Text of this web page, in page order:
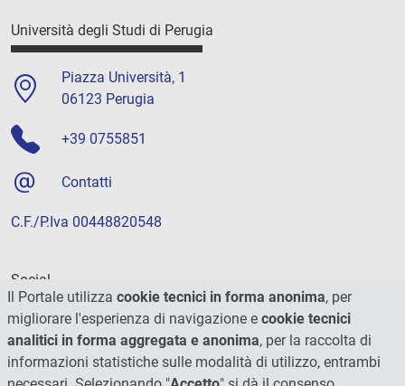
Università degli Studi di Perugia
Piazza Università, 1
06123 Perugia
+39 0755851
Contatti
C.F./P.Iva 00448820548
Social
Il Portale utilizza cookie tecnici in forma anonima, per
migliorare l'esperienza di navigazione e cookie tecnici
analitici in forma aggregata e anonima, per la raccolta di
informazioni statistiche sulle modalità di utilizzo, entrambi